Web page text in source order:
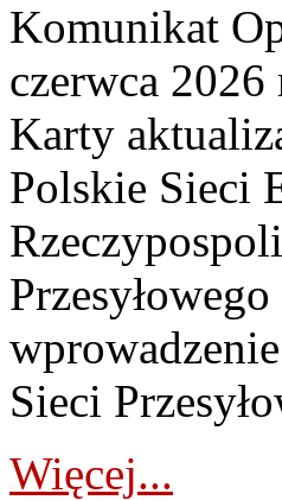
Komunikat
czerwca
Karty
Polskie Sieci
Sieci
Więcej...